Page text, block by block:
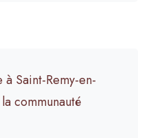
Saint-Remy-en-
communauté